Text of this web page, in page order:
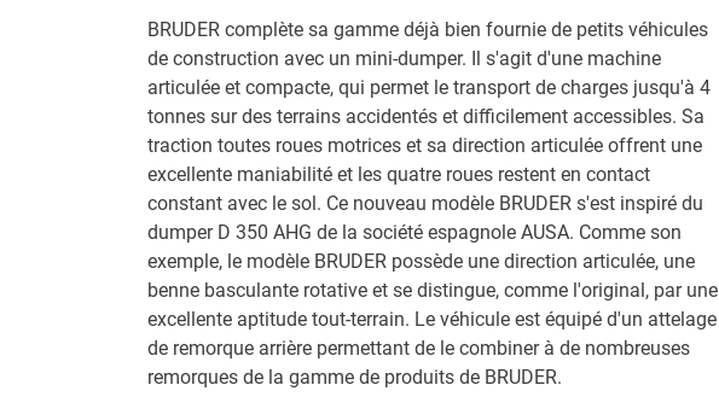
BRUDER complète sa gamme déjà bien fournie de petits véhicules
de construction avec un mini-dumper. Il s'agit d'une machine
articulée et compacte, qui permet le transport de charges jusqu'à 4
tonnes sur des terrains accidentés et difficilement accessibles. Sa
traction toutes roues motrices et sa direction articulée offrent une
excellente maniabilité et les quatre roues restent en contact
constant avec le sol. Ce nouveau modèle BRUDER s'est inspiré du
dumper D 350 AHG de la société espagnole AUSA. Comme son
exemple, le modèle BRUDER possède une direction articulée, une
benne basculante rotative et se distingue, comme l'original, par une
excellente aptitude tout-terrain. Le véhicule est équipé d'un attelage
de remorque arrière permettant de le combiner à de nombreuses
remorques de la gamme de produits de BRUDER.